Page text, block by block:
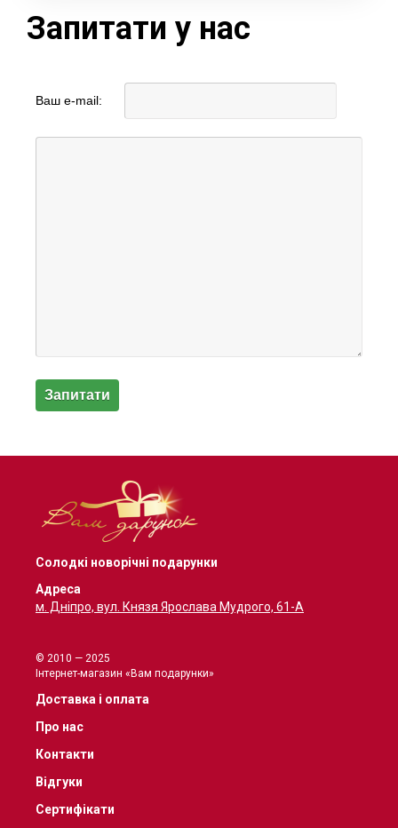
Запитати у нас
Ваш e-mail:
Солодкі новорічні подарунки
Адреса
м. Дніпро, вул. Князя Ярослава Мудрого, 61-А
© 2010 — 2025
Інтернет-магазин «Вам подарунки»
Доставка і оплата
Про нас
Контакти
Відгуки
Сертифікати